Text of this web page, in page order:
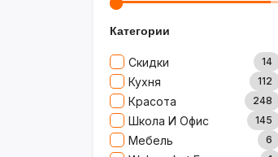
Категории
Скидки 14
Кухня 112
Красота 248
Школа И Офис 145
Мебель 6